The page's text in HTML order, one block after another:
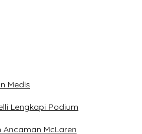
Medis
Lengkapi Podium
Ancaman McLaren